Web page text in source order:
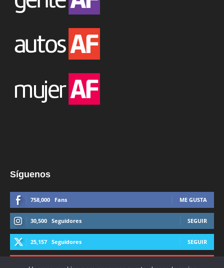
Síguenos
758,000 Fans ME GUSTA
30,500 Seguidores SEGUIR
25,157 Seguidores SEGUIR